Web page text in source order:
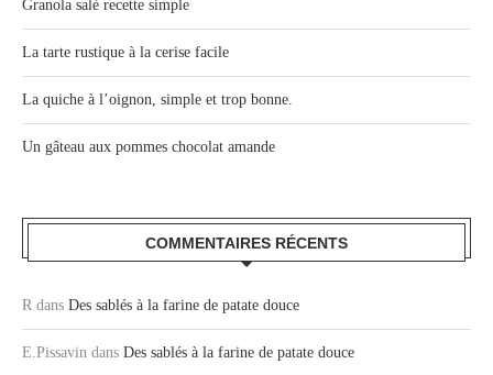
Granola salé recette simple
La tarte rustique à la cerise facile
La quiche à l’oignon, simple et trop bonne.
Un gâteau aux pommes chocolat amande
COMMENTAIRES RÉCENTS
R dans Des sablés à la farine de patate douce
E.Pissavin dans Des sablés à la farine de patate douce